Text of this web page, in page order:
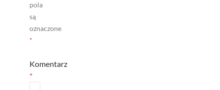
pola
są
oznaczone
*
Komentarz
*